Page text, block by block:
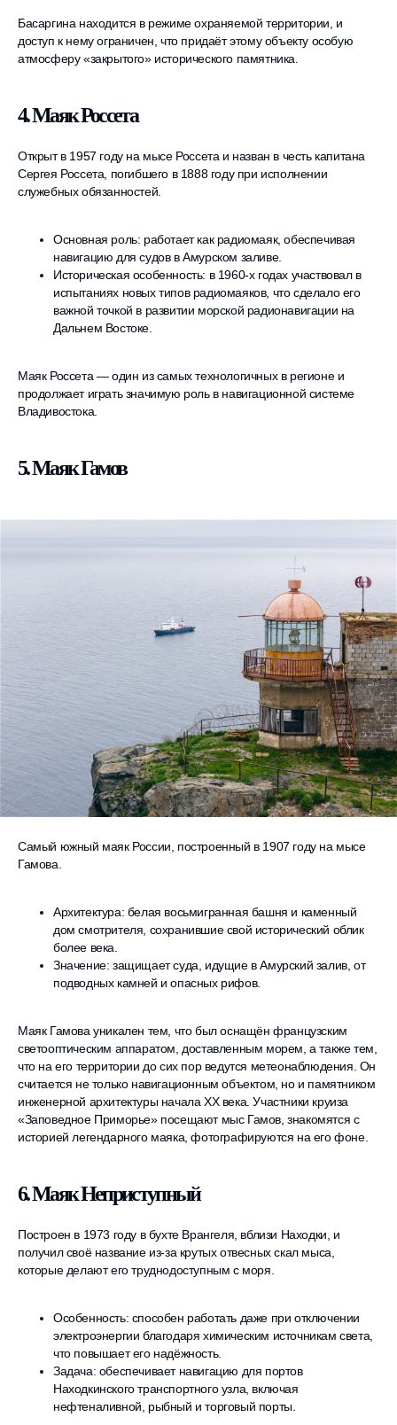
Басаргина находится в режиме охраняемой территории, и
доступ к нему ограничен, что придаёт этому объекту особую
атмосферу «закрытого» исторического памятника.
4. Маяк Россета
Открыт в 1957 году на мысе Россета и назван в честь капитана
Сергея Россета, погибшего в 1888 году при исполнении
служебных обязанностей.
Основная роль: работает как радиомаяк, обеспечивая
навигацию для судов в Амурском заливе.
Историческая особенность: в 1960-х годах участвовал в
испытаниях новых типов радиомаяков, что сделало его
важной точкой в развитии морской радионавигации на
Дальнем Востоке.
Маяк Россета — один из самых технологичных в регионе и
продолжает играть значимую роль в навигационной системе
Владивостока.
5. Маяк Гамов
Самый южный маяк России, построенный в 1907 году на мысе
Гамова.
Архитектура: белая восьмигранная башня и каменный
дом смотрителя, сохранившие свой исторический облик
более века.
Значение: защищает суда, идущие в Амурский залив, от
подводных камней и опасных рифов.
Маяк Гамова уникален тем, что был оснащён французским
светооптическим аппаратом, доставленным морем, а также тем,
что на его территории до сих пор ведутся метеонаблюдения. Он
считается не только навигационным объектом, но и памятником
инженерной архитектуры начала XX века. Участники круиза
«Заповедное Приморье» посещают мыс Гамов, знакомятся с
историей легендарного маяка, фотографируются на его фоне.
6. Маяк Неприступный
Построен в 1973 году в бухте Врангеля, вблизи Находки, и
получил своё название из-за крутых отвесных скал мыса,
которые делают его труднодоступным с моря.
Особенность: способен работать даже при отключении
электроэнергии благодаря химическим источникам света,
что повышает его надёжность.
Задача: обеспечивает навигацию для портов
Находкинского транспортного узла, включая
нефтеналивной, рыбный и торговый порты.